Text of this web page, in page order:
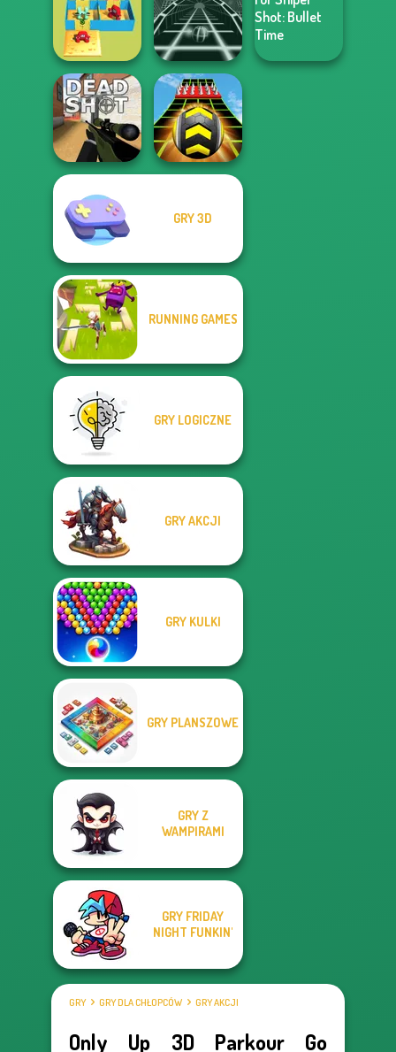
Highway Crazy
Bike
Last Day On Earth
Survival
Red Stickman vs
Monster School
Alphabet Lore
Maze
Ball Surfer 3D
Deadshot.io
GRY 3D
RUNNING GAMES
GRY LOGICZNE
GRY AKCJI
GRY KULKI
GRY PLANSZOWE
GRY Z
WAMPIRAMI
GRY FRIDAY
NIGHT FUNKIN'
GRY GRY DLA CHŁOPCÓW GRY AKCJI
Only Up 3D Parkour Go